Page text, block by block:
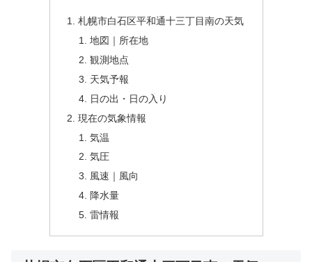
札幌市白石区平和通十三丁目南の天気
地図｜所在地
観測地点
天気予報
日の出・日の入り
現在の気象情報
気温
気圧
風速｜風向
降水量
雷情報